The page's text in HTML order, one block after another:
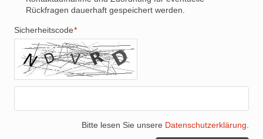
Rückfragen dauerhaft gespeichert werden.
Sicherheitscode*
Bitte lesen Sie unsere Datenschutzerklärung